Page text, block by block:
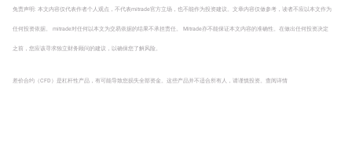
免责声明: 本文内容仅代表作者个人观点，不代表mitrade官方立场，也不能作为投资建议。文章内容仅做参考，读者不应以本文作为
任何投资依据。 mitrade对任何以本文为交易依据的结果不承担责任。 Mitrade亦不能保证本文内容的准确性。在做出任何投资决定
之前，您应该寻求独立财务顾问的建议，以确保您了解风险。
差价合约（CFD）是杠杆性产品，有可能导致您损失全部资金。这些产品并不适合所有人，请谨慎投资。 查阅详情